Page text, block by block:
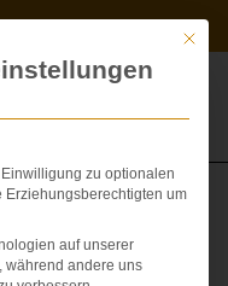
Mit
zu optionalen
Erziehungsberechtigten um
auf unserer
während andere uns